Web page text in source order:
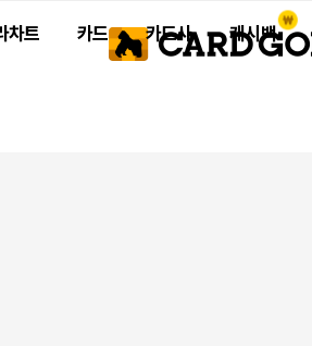
차트 카드 카드사 캐시백